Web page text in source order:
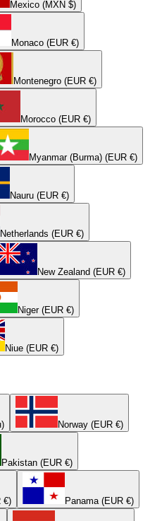
Mexico (MXN $)
Monaco (EUR €)
Montenegro (EUR €)
Morocco (EUR €)
Myanmar (Burma) (EUR €)
Nauru (EUR €)
Netherlands (EUR €)
New Zealand (EUR €)
Niger (EUR €)
Niue (EUR €)
Norway (EUR €)
Pakistan (EUR €)
€) Panama (EUR €)